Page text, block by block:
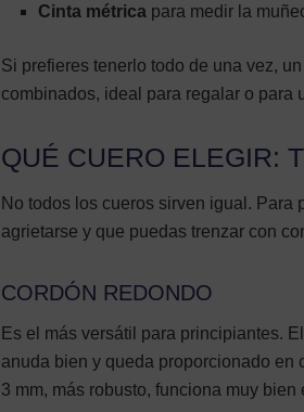
Cinta métrica para medir la
Si prefieres tenerlo todo de una vez, un
combinados, ideal para regalar o para
QUÉ CUERO ELEGIR:
No todos los cueros sirven igual. Para
agrietarse y que puedas trenzar con
CORDÓN REDONDO
Es el más versátil para principiantes.
anuda bien y queda proporcionado en
3 mm, más robusto, funciona muy